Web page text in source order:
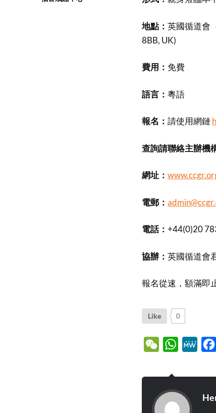
地點： 英國循道會
8BB, UK)
費用： 免費
語言： 粵語
報名： 請使用網鏈
查詢請聯絡主辦機
網址：
電郵：
電話： +44(0)20
協辦： 英國循道會
報名從速，額滿即
Like 0
WeChatWhatsApp
MeWe